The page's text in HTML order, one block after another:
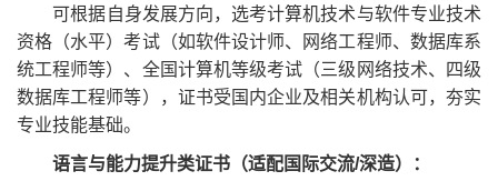
可根据自身发展方向，选考计算机技术与软件专业技术
资格（水平）考试（如软件设计师、网络工程师、数据库系
统工程师等）、全国计算机等级考试（三级网络技术、四级
数据库工程师等），证书受国内企业及相关机构认可，夯实
专业技能基础。
语言与能力提升类证书（适配国际交流/深造）：